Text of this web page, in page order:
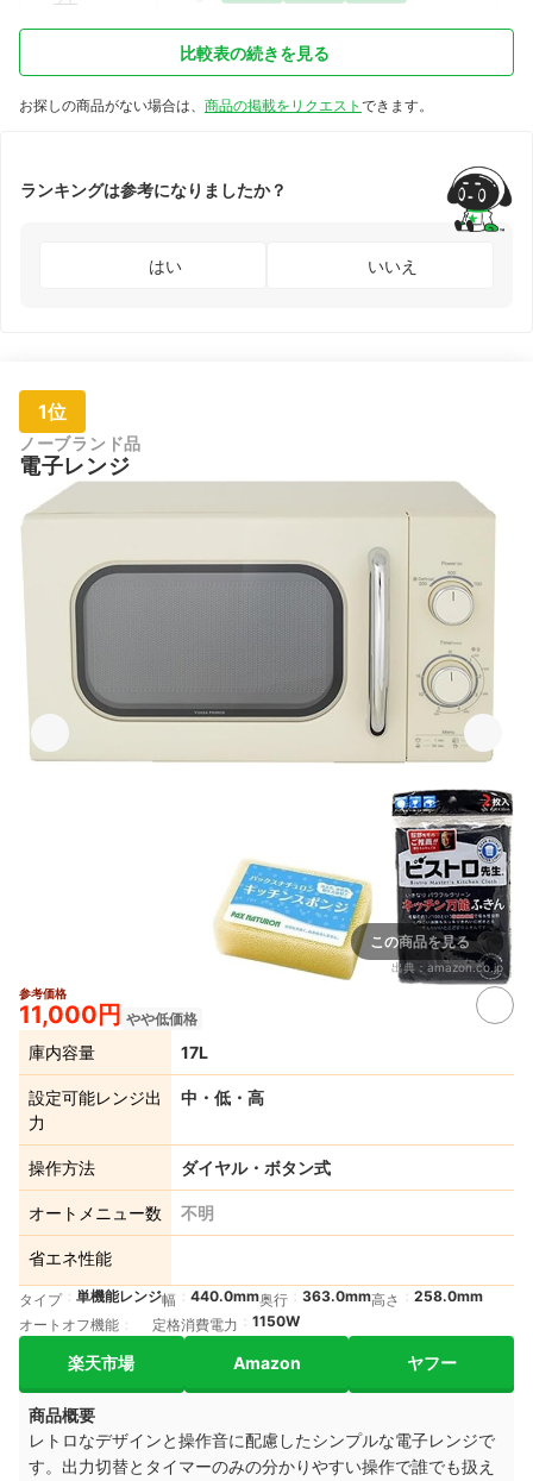
比較表の続きを見る
お探しの商品がない場合は、 商品の掲載をリクエスト できます。
ランキングは参考になりましたか？
はい いいえ
1位
ノーブランド品
電子レンジ
この商品を見る
出典： amazon.co.jp
参考価格
11,000円 やや低価格
庫内容量 17L
設定可能レンジ出
力
中・低・高
操作方法 ダイヤル・ボタン式
オートメニュー数 不明
省エネ性能
タイプ 単機能レンジ幅 440.0mm奥行 363.0mm高さ
258.0mm
オートオフ機能
定格消費電力 1150W
楽天市場 Amazon ヤフー
商品概要
レトロなデザインと操作音に配慮したシンプルな電子レンジで
す。出力切替とタイマーのみの分かりやすい操作で誰でも扱え